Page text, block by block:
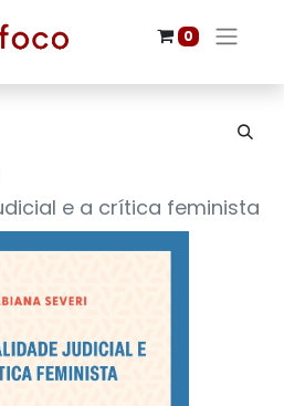
0
e a crítica feminista